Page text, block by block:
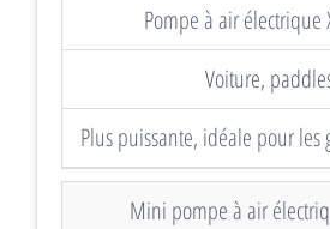
Pompe à air électrique
Voiture,
Plus puissante, idéale pour les
Mini pompe à air